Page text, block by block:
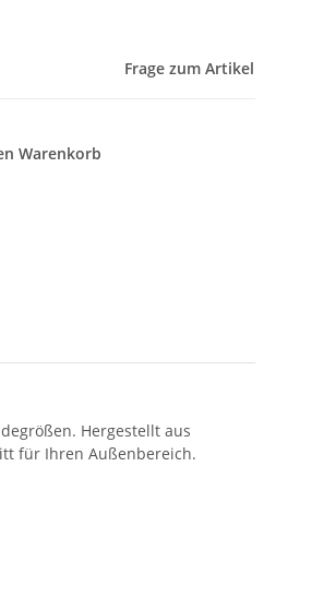
Frage zum Artikel
Warenkorb
Hergestellt aus
für Ihren Außenbereich.